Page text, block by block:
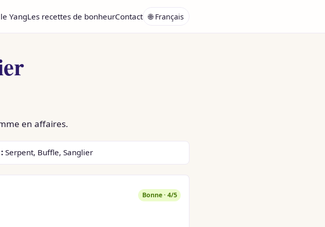
YangLes recettes de bonheurContact 🌐 Français
en affaires.
Serpent, Buffle, Sanglier
Bonne · 4/5